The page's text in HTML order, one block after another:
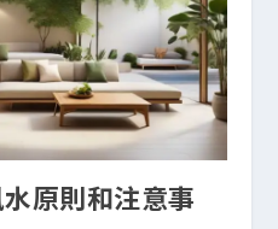
原則和注意事